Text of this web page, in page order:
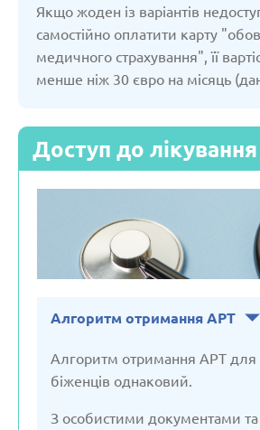
Якщо жоден із варіантів
самостійно оплатити карту
медичного страхування", її
менше ніж 30 євро на місяць
Доступ до лікування
Алгоритм отримання АРТ
Алгоритм отримання АРТ для
біженців однаковий.
З особистими документами